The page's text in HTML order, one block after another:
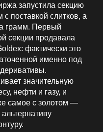
запустила секцию
поставкой слитков, а
грамм. Первый
секции продавала
фактически это
именно под
значительную
нефти и газу, и
самое с золотом —